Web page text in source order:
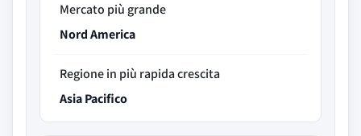
Mercato più grande
Nord America
Regione in più rapida crescita
Asia Pacifico